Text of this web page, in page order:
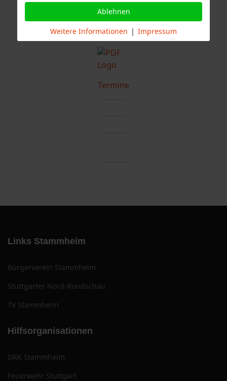
Termine
Links Stammheim
Bürgerverein Stammheim
Stuttgarter Nord-Rundschau
TV Stammheim
Hilfsorganisationen
DRK Stammheim
Feuerwehr Stuttgart
Ablehnen
Weitere Informationen | Impressum